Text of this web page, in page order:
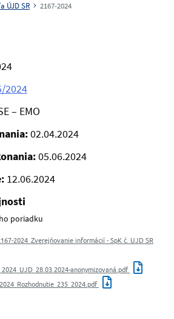
ÚJD SR 2167-2024
2024
– EMO
02.04.2024
05.06.2024
12.06.2024
poriadku
2024_Zverejňovanie informácií - SpK č. UJD SR
anonymizovaná.pdf